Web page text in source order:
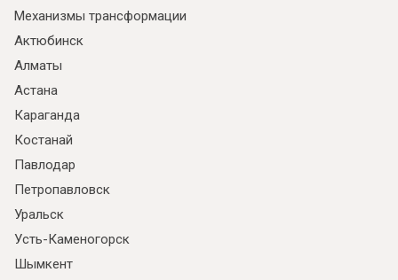
Механизмы трансформации
Актюбинск
Алматы
Астана
Караганда
Костанай
Павлодар
Петропавловск
Уральск
Усть-Каменогорск
Шымкент